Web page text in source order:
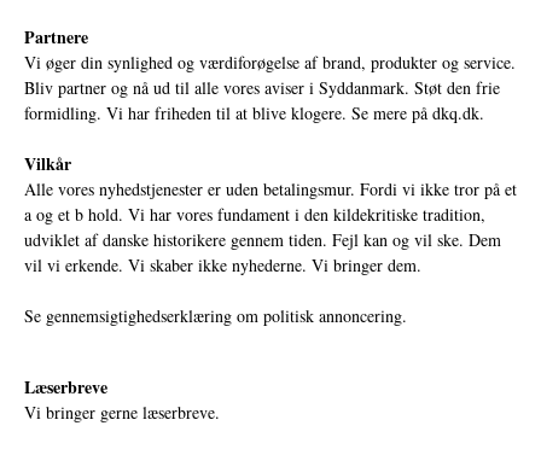
Partnere
Vi øger din synlighed og værdiforøgelse af brand, produkter og service.
Bliv partner og nå ud til alle vores aviser i Syddanmark. Støt den frie
formidling. Vi har friheden til at blive klogere. Se mere på dkq.dk.
Vilkår
Alle vores nyhedstjenester er uden betalingsmur. Fordi vi ikke tror på et
a og et b hold. Vi har vores fundament i den kildekritiske tradition,
udviklet af danske historikere gennem tiden. Fejl kan og vil ske. Dem
vil vi erkende. Vi skaber ikke nyhederne. Vi bringer dem.
Se gennemsigtighedserklæring om politisk annoncering.
Læserbreve
Vi bringer gerne læserbreve.